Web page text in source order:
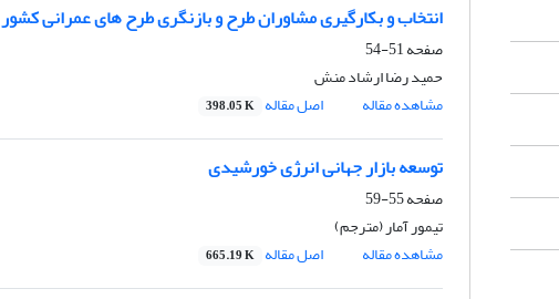
انتخاب و بکارگیری مشاوران طرح و بازنگری طرح های عمرانی کشور
صفحه51-54
حمید رضا ارشاد منش
مشاهده مقاله
اصل مقاله 398.05 K
توسعه بازار جهانی انرژی خورشیدی
صفحه55-59
تیمور آمار (مترجم)
مشاهده مقاله
اصل مقاله 665.19 K